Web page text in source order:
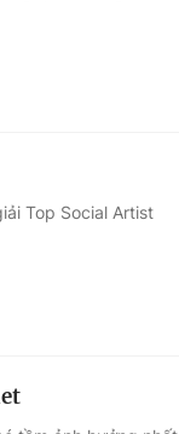
Top Social Artist